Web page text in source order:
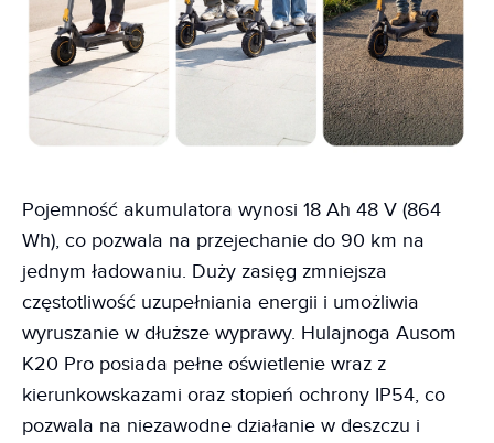
Pojemność akumulatora wynosi 18 Ah 48 V (864
Wh), co pozwala na przejechanie do 90 km na
jednym ładowaniu. Duży zasięg zmniejsza
częstotliwość uzupełniania energii i umożliwia
wyruszanie w dłuższe wyprawy. Hulajnoga Ausom
K20 Pro posiada pełne oświetlenie wraz z
kierunkowskazami oraz stopień ochrony IP54, co
pozwala na niezawodne działanie w deszczu i